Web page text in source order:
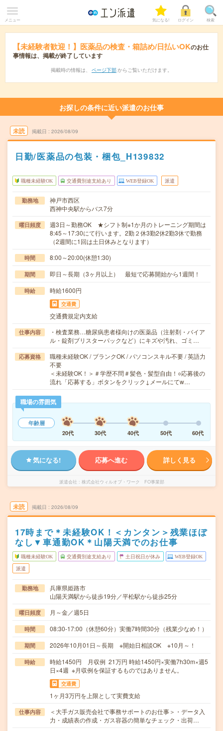
メニュー 気になる! ログイン 検索
【未経験者歓迎！】医薬品の検査・箱詰め/日払いOKのお仕
事情報は、掲載が終了しています
掲載時の情報は、 ページ下部 からご覧いただけます。
お探しの条件に近い派遣のお仕事
未読 掲載日 2026/08/09
日勤/医薬品の包装・梱包_H139832
職種未経験OK 交通費別途支給あり WEB登録OK 派遣
勤務地
神戸市西区
西神中央駅からバス7分
曜日頻度
週3日～勤務OK ★シフト制※1か月のトレーニング期間は
8:45～17:30にて行います。2勤２休3勤2休2勤3休で勤務
（2週間に1回は土日休みとなります）
時間 8:00～20:00(休憩1:30)
期間 即日～長期（3ヶ月以上） 最短で応募開始から1週間！
時給 時給1600円
交通費
交通費規定内支給
仕事内容
・検査業務…糖尿病患者様向けの医薬品（注射剤・バイア
ル・錠剤ブリスターパックなど）にキズや汚れ、ゴミ…
応募資格
職種未経験OK / ブランクOK / パソコンスキル不要 / 英語力
不要
＜未経験OK！＞＃学歴不問＃髪色・髪型自由！○応募後の
流れ「応募する」ボタンをクリック↓メールにてw…
職場の雰囲気
年齢層
20代
30代 40代 50代 60代
気になる! 応募へ進む 詳しく見る
派遣会社 株式会社ウィルオブ・ワーク FO事業部
未読 掲載日 2026/08/09
17時まで＊未経験OK！＜カンタン＞残業ほぼ
なし▼車通勤OK＊山陽天満でのお仕事
職種未経験OK 交通費別途支給あり 土日祝日が休み WEB登録OK
派遣
勤務地
兵庫県姫路市
山陽天満駅から徒歩19分／平松駅から徒歩25分
曜日頻度 月～金／週5日
時間 08:30-17:00（休憩60分）実働7時間30分（残業少なめ！）
期間 2026年10月01日～長期 ※開始日相談OK ※10月～！
時給
時給1450円 月収例 21万円 時給1450円×実働7h30m×週5
日×4週 ※月収例を保証するものではありません。
交通費
1ヶ月3万円を上限として実費支給
仕事内容
＜大手ガス販売会社で事務サポートのお仕事＞・データ入
力・成績表の作成・ガス容器の簡単なチェック・出荷…